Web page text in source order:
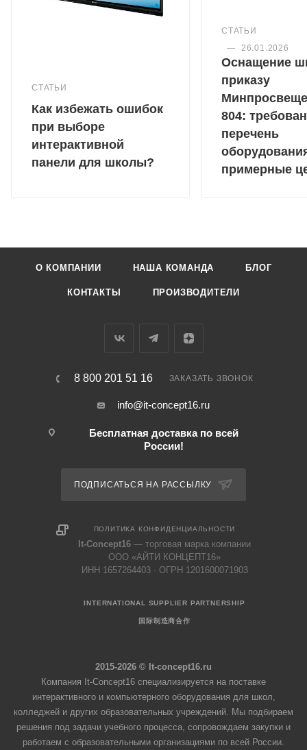
СТАТЬИ
Как избежать ошибок
при выборе
интерактивной
панели для школы?
СТАТЬИ
—
26.01.2026
Оснащение
приказу
804:
перечень
примерные
О КОМПАНИИ НАША КОМАНДА БЛОГ
КОНТАКТЫ ПРОИЗВОДИТЕЛИ
8 800 201 51 16 ЗАКАЗАТЬ ЗВОНОК
info@it-concept16.ru
Бесплатная доставка по всей
России!
ПОДПИСАТЬСЯ НА РАССЫЛКУ
ПОЛИТИКА КОНФИДЕНЦИАЛЬНОСТИ
It-Concept16 — торговая марка компании
ООО «АЙТИ КОНЦЕПТ16»
ИНН 1657264403 · ОГРН 1201600071903
INTERNATIONAL SUPPLIER PARTNERSHIP
国际制造商合作
2015-2026 © It-concept16.ru
Компания It-Concept16 специализируется на поставке
интерактивного и компьютерного оборудования для школ,
колледжей и других образовательных учреждений. Мы подбираем
решения под задачи учебного процесса, сопровождаем закупки и
работаем с образовательными организациями по всей России.